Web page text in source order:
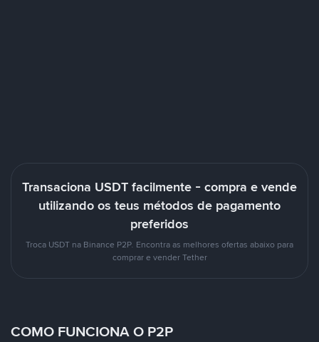
Transaciona USDT facilmente - compra e vende
utilizando os teus métodos de pagamento
preferidos
Troca USDT na Binance P2P. Encontra as melhores ofertas abaixo para
comprar e vender Tether
COMO FUNCIONA O P2P